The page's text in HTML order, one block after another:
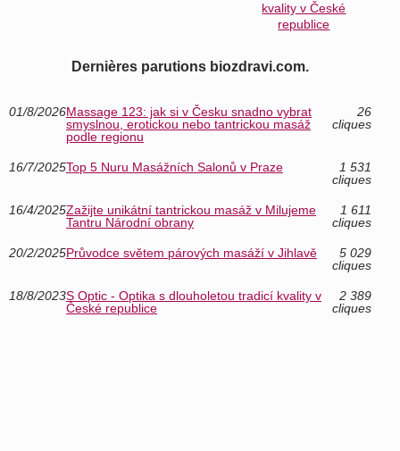
kvality v České
republice
Dernières parutions biozdravi.com.
01/8/2026Massage 123: jak si v Česku snadno vybrat
smyslnou, erotickou nebo tantrickou masáž
podle regionu
26
cliques
16/7/2025Top 5 Nuru Masážních Salonů v Praze
1 531
cliques
16/4/2025Zažijte unikátní tantrickou masáž v Milujeme
Tantru Národní obrany
1 611
cliques
20/2/2025Průvodce světem párových masáží v Jihlavě
5 029
cliques
18/8/2023S Optic - Optika s dlouholetou tradicí kvality v
České republice
2 389
cliques